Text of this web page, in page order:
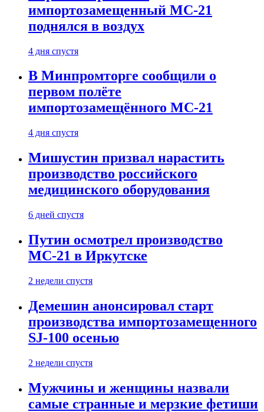
импортозамещенный МС-21
поднялся в воздух
4 дня спустя
В Минпромторге сообщили о
первом полёте
импортозамещённого МС-21
4 дня спустя
Мишустин призвал нарастить
производство российского
медицинского оборудования
6 дней спустя
Путин осмотрел производство
МС-21 в Иркутске
2 недели спустя
Демешин анонсировал старт
производства импортозамещенного
SJ-100 осенью
2 недели спустя
Мужчины и женщины назвали
самые странные и мерзкие фетиши